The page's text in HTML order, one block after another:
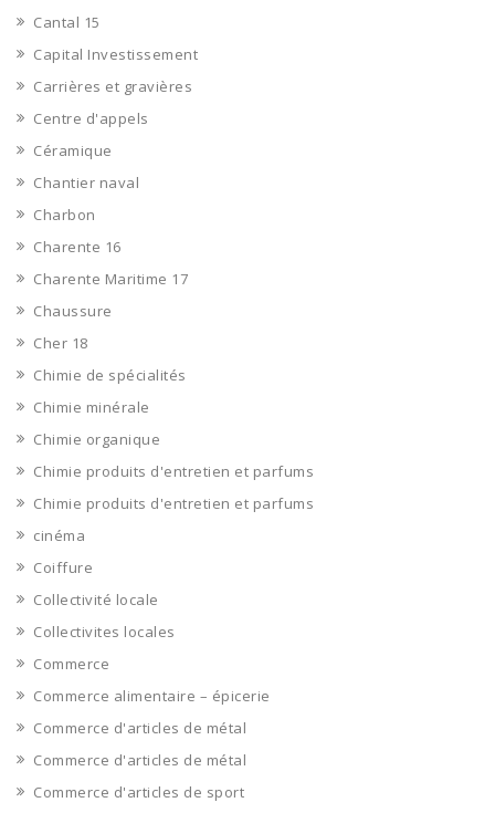
Cantal 15
Capital Investissement
Carrières et gravières
Centre d'appels
Céramique
Chantier naval
Charbon
Charente 16
Charente Maritime 17
Chaussure
Cher 18
Chimie de spécialités
Chimie minérale
Chimie organique
Chimie produits d'entretien et parfums
Chimie produits d'entretien et parfums
cinéma
Coiffure
Collectivité locale
Collectivites locales
Commerce
Commerce alimentaire – épicerie
Commerce d'articles de métal
Commerce d'articles de métal
Commerce d'articles de sport